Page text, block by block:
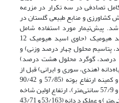
تصادفی در سه تکرار در مزرعه
کشاورزی و منابع طبیعی گلستان در
1401-1400 اجرا شد. پیش‌تیمار مورد استفاده شامل
شاهد (بدون پیش‌تیمار)، اسید هیومیک (حاوی اسید هیومیک 12
پتاسیم محلول چهار درصد وزنی) و
بیوزینک (حاوی روی محلول 14 درصد، گوگرد محلول هشت درصد)
(هندی، سوری و ایرانی) قبل از
کاشت آغشته شدند. بیشینه و کمینه ارتفاع بوته (57/85 و 90/42
سانتی‌متر)، طول ریشه (17/12 و 57/9 سانتی‌متر)، ارتفاع اولین شاخه